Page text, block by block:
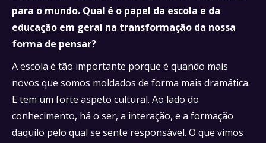
para o mundo. Qual é o papel da escola e da
educação em geral na transformação da nossa
forma de pensar?
A escola é tão importante porque é quando mais
novos que somos moldados de forma mais dramática.
E tem um forte aspeto cultural. Ao lado do
conhecimento, há o ser, a interação, e a formação
daquilo pelo qual se sente responsável. O que vimos